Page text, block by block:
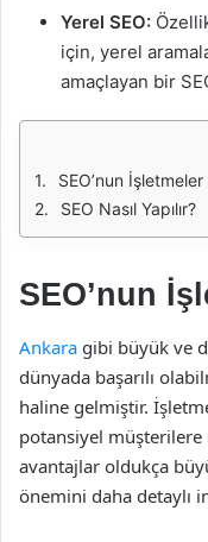
Yerel SEO:
için, yerel
amaçlayan bir
SEO’nun
SEO Nasıl Yapılır?
SEO’nun
Ankara gibi büyük ve
dünyada başarılı
haline gelmiştir.
potansiyel müşterilere
avantajlar oldukça
önemini daha detaylı